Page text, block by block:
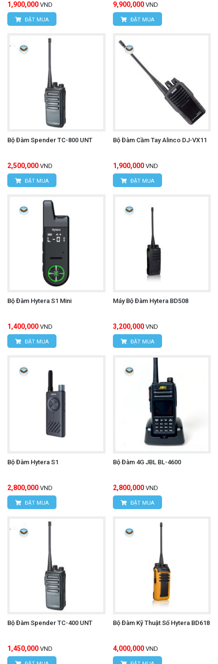
1,900,000 VND
ĐẶT MUA
9,900,000 VND
ĐẶT MUA
Bộ Đàm Spender TC-800 UNT
2,500,000 VND
ĐẶT MUA
Bộ Đàm Cầm Tay Alinco DJ-VX11
1,900,000 VND
ĐẶT MUA
Bộ Đàm Hytera S1 Mini
1,400,000 VND
ĐẶT MUA
Máy Bộ Đàm Hytera BD508
3,200,000 VND
ĐẶT MUA
Bộ Đàm Hytera S1
2,800,000 VND
ĐẶT MUA
Bộ Đàm 4G JBL BL-4600
2,800,000 VND
ĐẶT MUA
Bộ Đàm Spender TC-400 UNT
1,450,000 VND
Bộ Đàm Kỹ Thuật Số Hytera BD618
4,000,000 VND